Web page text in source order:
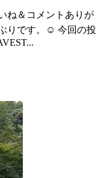
ね＆コメントありが
りです。☺ 今回の投